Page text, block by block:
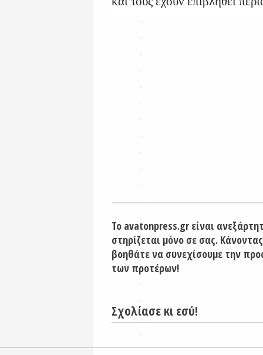
Το avatonpress.gr είναι
στηρίζεται μόνο σε σας.
βοηθάτε να συνεχίσουμε την
των προτέρων!
Σχολίασε κι εσύ!